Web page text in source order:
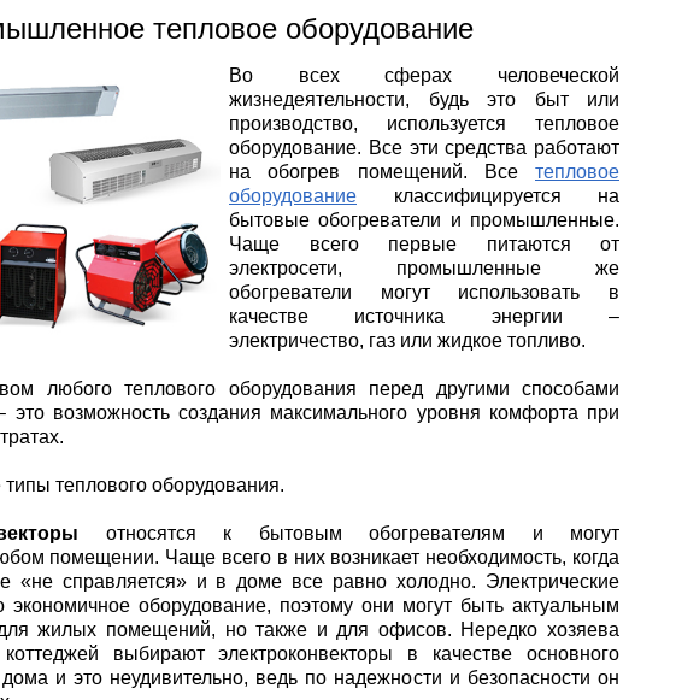
тепловое оборудование
Во всех сферах человеческой
жизнедеятельности, будь это быт или
производство, используется тепловое
оборудование. Все эти средства работают
на обогрев помещений. Все тепловое
оборудование классифицируется на
бытовые обогреватели и промышленные.
Чаще всего первые питаются от
электросети, промышленные же
обогреватели могут использовать в
качестве источника энергии –
электричество, газ или жидкое топливо.
любого теплового оборудования перед другими способами
возможность создания максимального уровня комфорта при
теплового оборудования.
относятся к бытовым обогревателям и могут
помещении. Чаще всего в них возникает необходимость, когда
«не справляется» и в доме все равно холодно. Электрические
экономичное оборудование, поэтому они могут быть актуальным
жилых помещений, но также и для офисов. Нередко хозяева
выбирают электроконвекторы в качестве основного
и это неудивительно, ведь по надежности и безопасности он